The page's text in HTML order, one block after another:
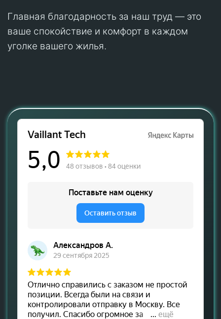
Главная благодарность за наш труд — это
ваше спокойствие и комфорт в каждом
уголке вашего жилья.